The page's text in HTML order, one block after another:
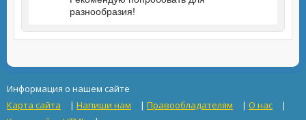
разнообразия!
Информация о нашем сайте
Карта сайта
| Напиши нам | Правообладателям | О нас
|